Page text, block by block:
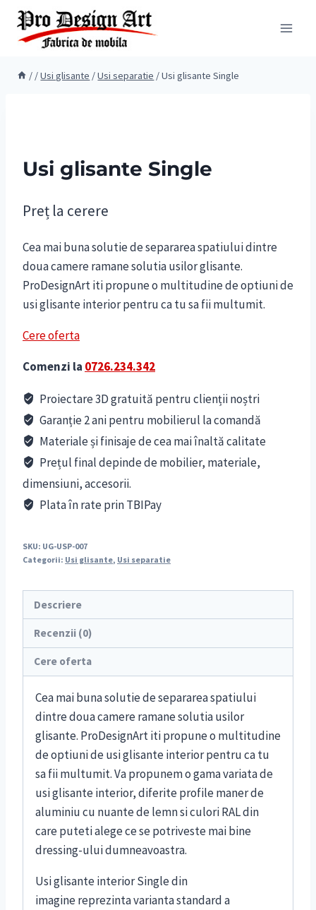
Skip
content
/ /Usi glisante /Usi separatie /Usi glisante Single
Usi glisante Single
Preț la cerere
Cea mai buna solutie de separarea spatiului dintre
doua camere ramane solutia usilor glisante.
ProDesignArt iti propune o multitudine de optiuni de
usi glisante interior pentru ca tu sa fii multumit.
Cere oferta
Comenzi la 0726.234.342
Proiectare 3D gratuită pentru clienții noștri
Garanție 2 ani pentru mobilierul la comandă
Materiale și finisaje de cea mai înaltă calitate
Prețul final depinde de mobilier, materiale,
dimensiuni, accesorii.
Plata în rate prin TBIPay
SKU: UG-USP-007
Categorii: Usi glisante, Usi separatie
Descriere
Recenzii (0)
Cere oferta
Cea mai buna solutie de separarea spatiului
dintre doua camere ramane solutia usilor
glisante. ProDesignArt iti propune o multitudine
de optiuni de usi glisante interior pentru ca tu
sa fii multumit. Va propunem o gama variata de
usi glisante interior, diferite profile maner de
aluminiu cu nuante de lemn si culori RAL din
care puteti alege ce se potriveste mai bine
dressing-ului dumneavoastra.
Usi glisante interior Single din
imagine reprezinta varianta standard a